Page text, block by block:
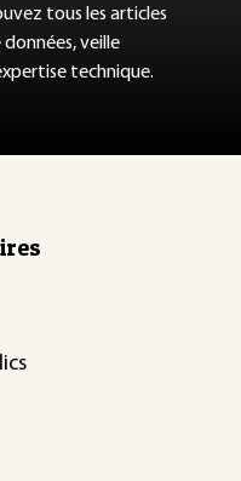
tous les articles
veille
technique.